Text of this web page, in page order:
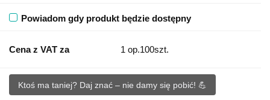
Powiadom gdy produkt będzie dostępny
Cena z VAT za 1 op.100szt.
Ktoś ma taniej? Daj znać – nie damy się pobić! 💪